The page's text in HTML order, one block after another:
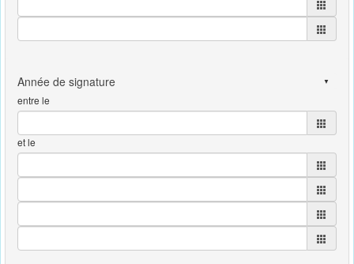
entre le
et le